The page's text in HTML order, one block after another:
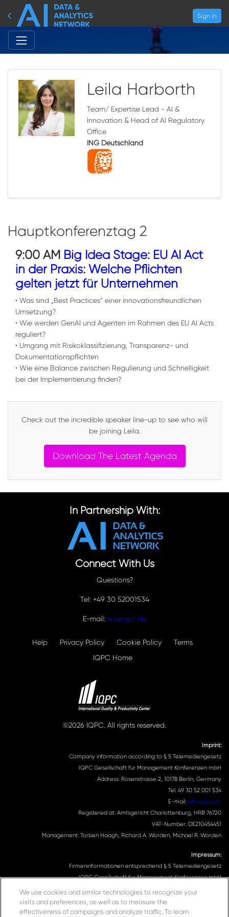
Sign In
Leila Harborth
Team/ Expertise Lead - AI &
Innovation & Head of AI Regulatory
Office
ING Deutschland
Hauptkonferenztag 2
9:00 AM Big Idea Stage: EU AI Act
in der Praxis: Welche Pflichten
gelten jetzt für Unternehmen
• Was sind „Best Practices“ einer innovationsfreundlichen
Umsetzung?
• Wie werden GenAI und Agenten im Rahmen des EU AI Acts
reguliert?
• Umgang mit Risikoklassifizierung, Transparenz- und
Dokumentationspflichten
• Wie eine Balance zwischen Regulierung und Schnelligkeit
bei der Implementierung finden?
Check out the incredible speaker line-up to see who will
be joining Leila.
Download The Latest Agenda
In Partnership With:
Connect With Us
Questions?
Tel: +49 30 52001534
E-mail: eq@iqpc.de
Help Privacy Policy Cookie Policy
Terms
IQPC Home
©2026 IQPC. All rights reserved.
Imprint:
Company information according to § 5 Telemediengesetz
IQPC Gesellschaft für Management Konferenzen mbH
Address: Rosenstrasse 2, 10178 Berlin, Germany
Tel: 49 30 52 001 534
E-mail: info@iqpc.de
Registered at: Amtsgericht Charlottenburg, HRB 76720
VAT-Number: DE210454451
Management: Torben Haagh, Richard A. Worden, Michael R. Worden
Impressum:
Firmeninformationen entsprechend § 5 Telemediengesetz
IQPC Gesellschaft für Management Konferenzen mbH
Adresse: Rosenstrasse 2, 10178 Berlin, Germany
Telefonnummer: 030 52001534
Email Adresse:info@iqpc.de
We use cookies and similar technologies to recognize your
visits and preferences, as well as to measure the
effectiveness of campaigns and analyze traffic. To learn